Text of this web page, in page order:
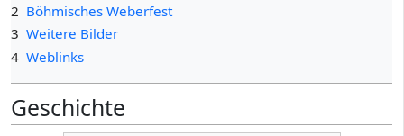
2 Böhmisches Weberfest
3 Weitere Bilder
4 Weblinks
Geschichte